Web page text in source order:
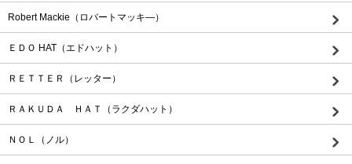
Robert Mackie（ロバートマッキ―）
ＥＤＯ HAT（エドハット）
ＲＥＴＴＥＲ（レッター）
ＲＡＫＵＤＡ ＨＡＴ（ラクダハット）
ＮＯＬ（ノル）